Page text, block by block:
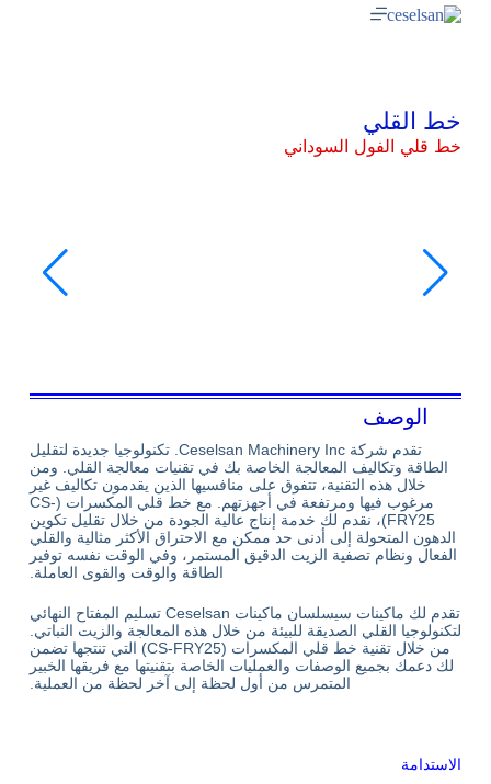
خط القلي
خط قلي الفول السوداني
الوصف
تقدم شركة Ceselsan Machinery Inc. تكنولوجيا جديدة لتقليل
الطاقة وتكاليف المعالجة الخاصة بك في تقنيات معالجة القلي. ومن
خلال هذه التقنية، تتفوق على منافسيها الذين يقدمون تكاليف غير
مرغوب فيها ومرتفعة في أجهزتهم. مع خط قلي المكسرات (CS-
FRY25)، نقدم لك خدمة إنتاج عالية الجودة من خلال تقليل تكوين
الدهون المتحولة إلى أدنى حد ممكن مع الاحتراق الأكثر مثالية والقلي
الفعال ونظام تصفية الزيت الدقيق المستمر، وفي الوقت نفسه توفير
الطاقة والوقت والقوى العاملة.
تقدم لك ماكينات سيسلسان ماكينات Ceselsan تسليم المفتاح النهائي
لتكنولوجيا القلي الصديقة للبيئة من خلال هذه المعالجة والزيت النباتي.
من خلال تقنية خط قلي المكسرات (CS-FRY25) التي تنتجها تضمن
لك دعمك بجميع الوصفات والعمليات الخاصة بتقنيتها مع فريقها الخبير
المتمرس من أول لحظة إلى آخر لحظة من العملية.
الاستدامة